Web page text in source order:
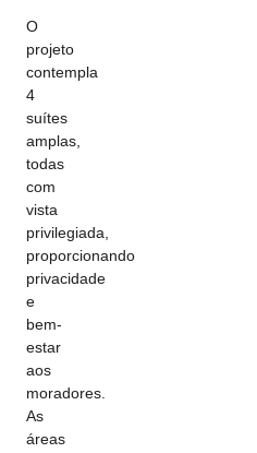
O
projeto
contempla
4
suítes
amplas,
todas
com
vista
privilegiada,
proporcionando
privacidade
e
bem-
estar
aos
moradores.
As
áreas